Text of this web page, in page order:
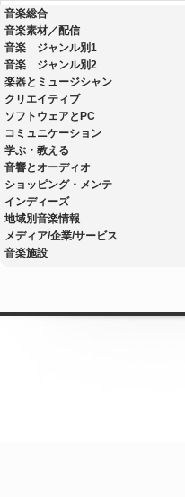
音楽総合
音楽素材／配信
音楽 ジャンル別1
音楽 ジャンル別2
楽器とミュージシャン
クリエイティブ
ソフトウェアとPC
コミュニケーション
学ぶ・教える
音響とオーディオ
ショッピング・メンテ
インディーズ
地域別音楽情報
メディア/企業/サービス
音楽施設